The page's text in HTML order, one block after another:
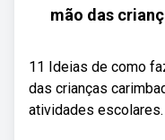
mão das
11 Ideias de como
das crianças
atividades escolares.